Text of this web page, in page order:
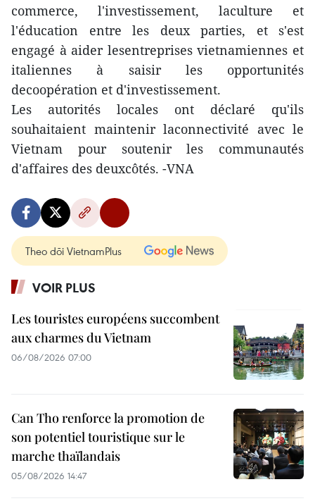
commerce, l'investissement, laculture et
l'éducation entre les deux parties, et s'est
engagé à aider lesentreprises vietnamiennes et
italiennes à saisir les opportunités
decoopération et d'investissement.
Les autorités locales ont déclaré qu'ils
souhaitaient maintenir laconnectivité avec le
Vietnam pour soutenir les communautés
d'affaires des deuxcôtés. -VNA
Theo dõi VietnamPlus
VOIR PLUS
Les touristes européens succombent
aux charmes du Vietnam
06/08/2026 07:00
Can Tho renforce la promotion de
son potentiel touristique sur le
marche thaïlandais
05/08/2026 14:47